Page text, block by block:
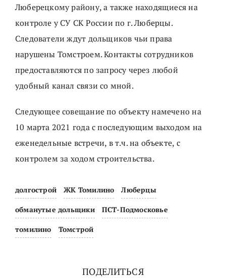
Люберецкому району, а также находящиеся на
контроле у СУ СК России по г. Люберцы.
Следователи ждут дольщиков чьи права
нарушены Томстроем. Контакты сотрудников
предоставляются по запросу через любой
удобный канал связи со мной.
Следующее совещание по объекту намечено на
10 марта 2021 года с последующим выходом на
еженедельные встречи, в т.ч. на объекте, с
контролем за ходом строительства.
долгострой ЖК Томилино Люберцы
обманутые дольщики ПСТ-Подмосковье
томилино Томстрой
ПОДЕЛИТЬСЯ